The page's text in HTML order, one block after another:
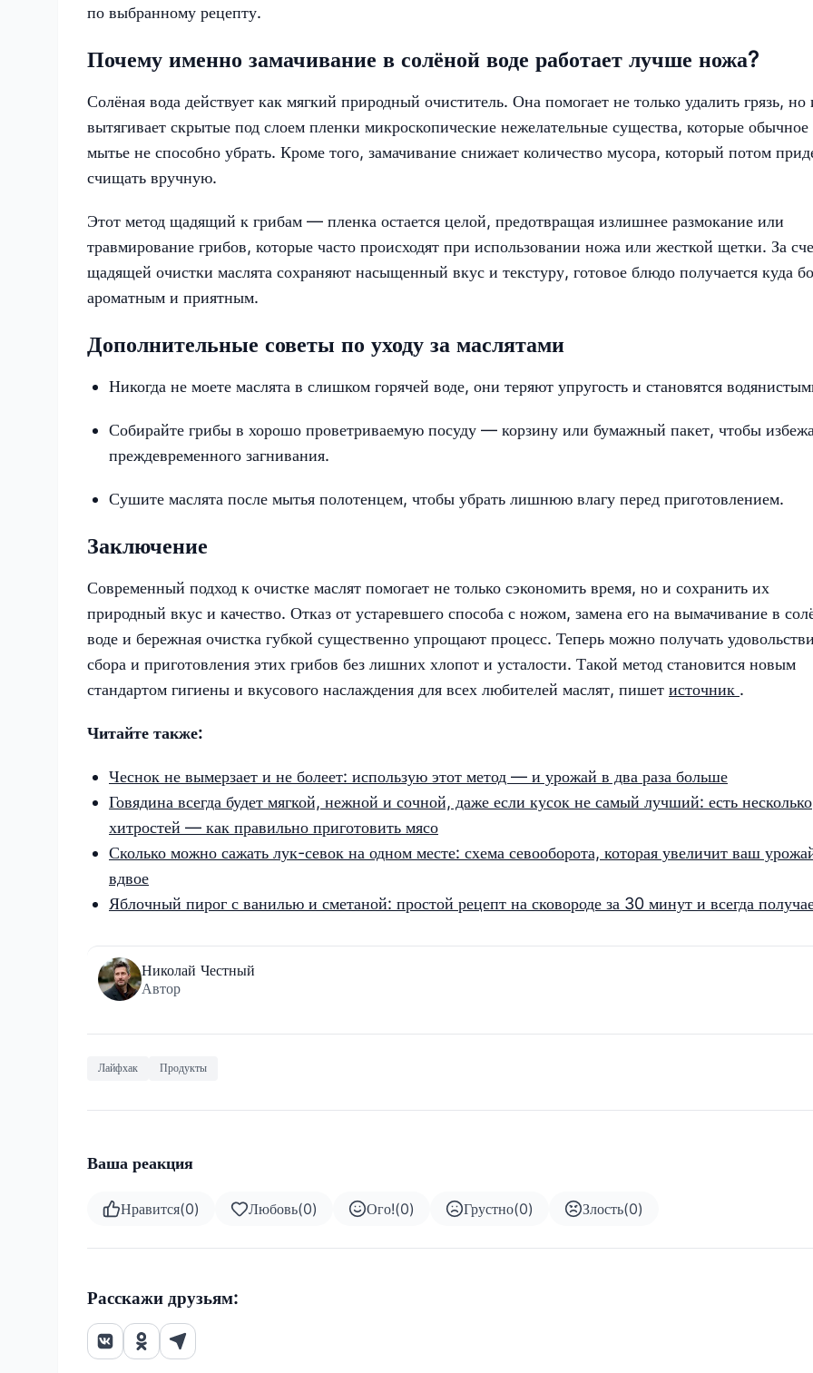
по выбранному рецепту.
Почему именно замачивание в солёной воде работает лучше ножа?
Солёная вода действует как мягкий природный очиститель. Она помогает не только удалить грязь, но
вытягивает скрытые под слоем пленки микроскопические нежелательные существа, которые обычное
мытье не способно убрать. Кроме того, замачивание снижает количество мусора, который потом
счищать вручную.
Этот метод щадящий к грибам — пленка остается целой, предотвращая излишнее размокание или
травмирование грибов, которые часто происходят при использовании ножа или жесткой щетки. За
щадящей очистки маслята сохраняют насыщенный вкус и текстуру, готовое блюдо получается куда
ароматным и приятным.
Дополнительные советы по уходу за маслятами
Никогда не моете маслята в слишком горячей воде, они теряют упругость и становятся
Собирайте грибы в хорошо проветриваемую посуду — корзину или бумажный пакет, чтобы
преждевременного загнивания.
Сушите маслята после мытья полотенцем, чтобы убрать лишнюю влагу перед приготовлением.
Заключение
Современный подход к очистке маслят помогает не только сэкономить время, но и сохранить их
природный вкус и качество. Отказ от устаревшего способа с ножом, замена его на вымачивание в
воде и бережная очистка губкой существенно упрощают процесс. Теперь можно получать
сбора и приготовления этих грибов без лишних хлопот и усталости. Такой метод становится новым
стандартом гигиены и вкусового наслаждения для всех любителей маслят, пишет источник .
Читайте также:
Чеснок не вымерзает и не болеет: использую этот метод — и урожай в два раза больше
Говядина всегда будет мягкой, нежной и сочной, даже если кусок не самый лучший: есть несколько
хитростей — как правильно приготовить мясо
Сколько можно сажать лук-севок на одном месте: схема севооборота, которая увеличит ваш
вдвое
Яблочный пирог с ванилью и сметаной: простой рецепт на сковороде за 30 минут и всегда
Николай Честный
Автор
Лайфхак Продукты
Ваша реакция
Нравится(0) Любовь(0) Ого!(0) Грустно(0) Злость(0)
Расскажи друзьям: